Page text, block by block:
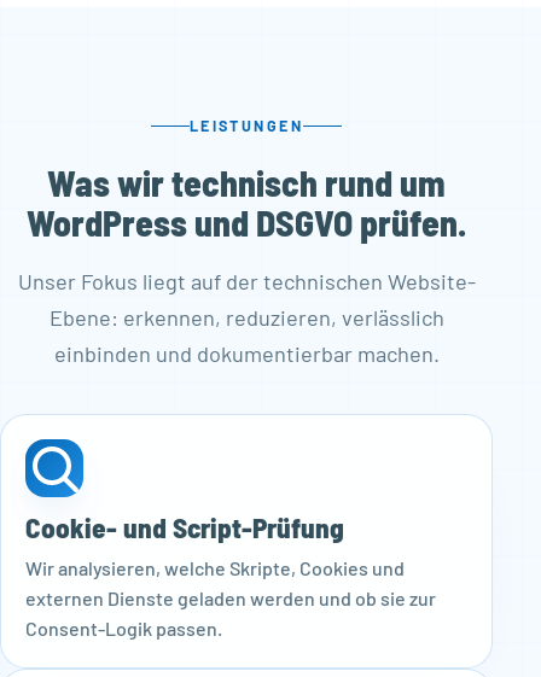
LEISTUNGEN
Was wir technisch rund um
WordPress und DSGVO prüfen.
Unser Fokus liegt auf der technischen Website-
Ebene: erkennen, reduzieren, verlässlich
einbinden und dokumentierbar machen.
Cookie- und Script-Prüfung
Wir analysieren, welche Skripte, Cookies und
externen Dienste geladen werden und ob sie zur
Consent-Logik passen.